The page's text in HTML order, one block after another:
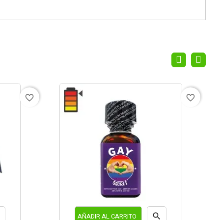
favorite_border
AÑADIR AL CARRITO 
favorite_border